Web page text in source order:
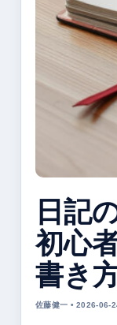
日記
初心
書き
佐藤健一 • 2026-06-